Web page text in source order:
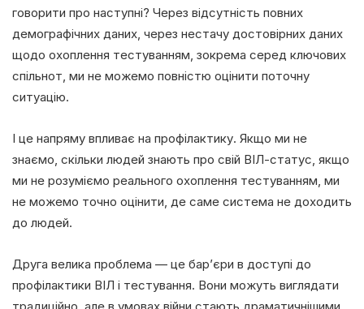
говорити про наступні? Через відсутність повних
демографічних даних, через нестачу достовірних даних
щодо охоплення тестуванням, зокрема серед ключових
спільнот, ми не можемо повністю оцінити поточну
ситуацію.
І це напряму впливає на профілактику. Якщо ми не
знаємо, скільки людей знають про свій ВІЛ-статус, якщо
ми не розуміємо реального охоплення тестуванням, ми
не можемо точно оцінити, де саме система не доходить
до людей.
Друга велика проблема — це бар’єри в доступі до
профілактики ВІЛ і тестування. Вони можуть виглядати
традиційно, але в умовах війни стають драматичнішими.